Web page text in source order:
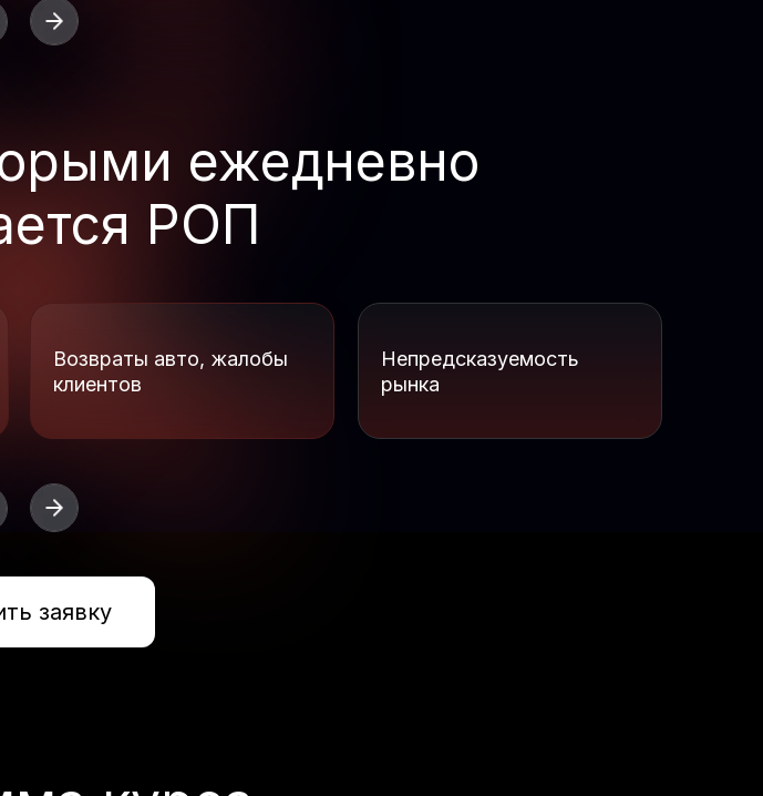
ежедневно
РОП
Возвраты авто, жалобы
клиентов
Непредсказуемость
рынка
заявку